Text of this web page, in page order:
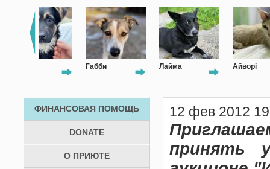
Лайма Айворі
ФИНАНСОВАЯ ПОМОЩЬ
DONATE
О ПРИЮТЕ
12 фев 2012
принять